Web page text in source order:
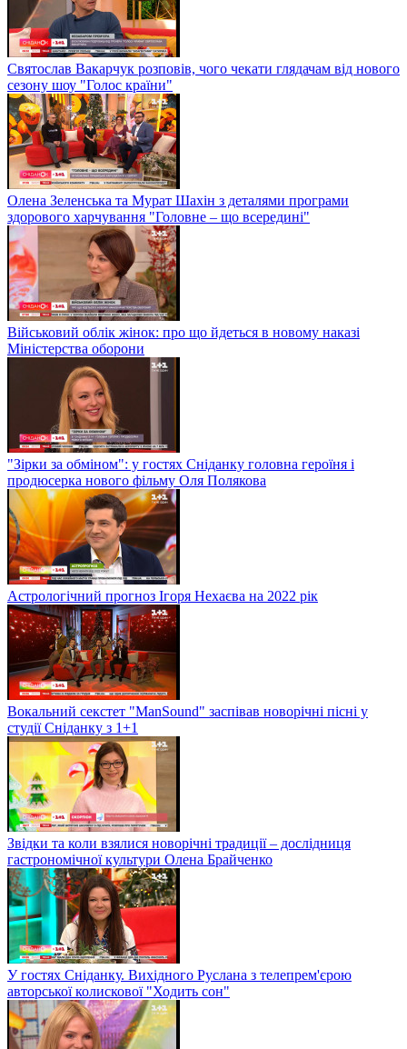
Святослав Вакарчук розповів, чого чекати глядачам від нового
сезону шоу "Голос країни"
Олена Зеленська та Мурат Шахін з деталями програми
здорового харчування "Головне – що всередині"
Військовий облік жінок: про що йдеться в новому наказі
Міністерства оборони
"Зірки за обміном": у гостях Сніданку головна героїня і
продюсерка нового фільму Оля Полякова
Астрологічний прогноз Ігоря Нехаєва на 2022 рік
Вокальний секстет "ManSound" заспівав новорічні пісні у
студії Сніданку з 1+1
Звідки та коли взялися новорічні традиції – дослідниця
гастрономічної культури Олена Брайченко
У гостях Сніданку. Вихідного Руслана з телепрем'єрою
авторської колискової "Ходить сон"